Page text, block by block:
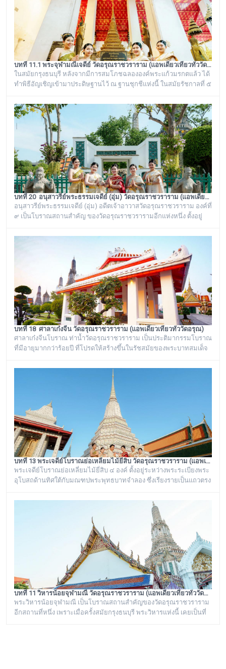
บทที่ 11.1 พระจุฬามณีเจดีย์ วัดอรุณราชวราราม (แอพเดียวเที่ยวทั่ววัดอรุณ)
ในสมัยกรุงธนบุรี หลังจากมีการสมโภชฉลององค์พระแก้วมรกตแล้ว ได้
ทำพิธีอัญเชิญเข้ามาประดิษฐานไว้ ณ ฐานชุกชีแห่งนี้ ในสมัยรัชกาลที่ ๕
บ้านได้เรียกเพี้ยนกันไปว่า “วิหารพระเขี้ยวแก้ว” พระจุฬามณีเจดีย์องค์นี้
เป็นสิ่งศักดิ์สิทธิ์ของวัดอรุณราชวราราม ที่ชาวบ้านในละแวกนี้ให้ความ
เคารพศรัทธาตั้งแต่ครั้งอดีตกาลจวบจนมาถึงยุคปัจ
บทที่ 20 อนุสาวรีย์พระธรรมเจดีย์ (อุ่ม) วัดอรุณราชวราราม (แอพเดียวเที่ยวทั่ววัดอรุณ)
อนุสาวรีย์พระธรรมเจดีย์ (อุ่ม) อดีตเจ้าอาวาสวัดอรุณราชวราราม องค์ที่
๙ เป็นโบราณสถานสำคัญ ของวัดอรุณราชวรารามอีกแห่งหนึ่ง ตั้งอยู่
วัดริมแม่น้ำเจ้าพระยา ภายในรั้วอนุสาวรีย์สำคัญของวัดอรุณ
ราชวรารามแห่งนี้ จะมีโกศหินทรายโบราณสีเขียวแบบจีน ซึ่งเป็นสถาน
ที่บรรจุบรรจุอัฐิของพระธรรมเจดีย์ (อุ่ม) อดีตเจ้าอาวาสวัดอรุณ
ราชวราราม องค์ที่ ๙
บทที่ 18 ศาลาเก๋งจีน วัดอรุณราชวราราม (แอพเดียวเที่ยวทั่ววัดอรุณ)
ศาลาเก๋งจีนโบราณ ท่าน้ำวัดอรุณราชวราราม เป็นประติมากรรมโบราณ
ที่มีอายุมากกว่าร้อยปี ที่โปรดให้สร้างขึ้นในรัชสมัยของพระบาทสมเด็จ
๖ หลัง เรียงรายอยู่บริเวณท่าน้ำของวัดอรุณราชวราราม ริมแม่น้ำ
เจ้าพระยา ซึ่งเก๋งจีนแต่ละหลังจะมีเอกลักษณ์โดดเด่นไม่เหมือนกัน อาทิ
เช่น ศาลาเก๋งจีนหน้าทางเข้าพระปรางค์ จะมีหินแกะสลักโบราณเป็นรูป
บทที่ 13 พระเจดีย์โบราณย่อเหลี่ยมไม้ยี่สิบ วัดอรุณราชวราราม (แอพเดียวเที่ยวทั่ววัดอรุณ)
พระเจดีย์โบราณย่อเหลี่ยมไม้ยี่สิบ ๔ องค์ ตั้งอยู่ระหว่างพระระเบียงพระ
อุโบสถด้านทิศใต้กับมณฑปพระพุทธบาทจำลอง ซึ่งเรียงรายเป็นแถวตรง
ลักษณะแบบเดียวกัน มีขนาดเท่ากันทั้งหมด คือเป็นพระเจดีย์ก่อด้วยอิฐ
ถือปูนย่อเหลี่ยมไม้ยี่สิบ ประดับด้วยกระเบื้องถ้วยและกระจกสีต่างๆ เป็น
ลวดลายดอกไม้และลายอื่นๆ มีความวิจิตรงดงามเป็นอย่างมาก
บทที่ 11 วิหารน้อยจุฬามณี วัดอรุณราชวราราม (แอพเดียวเที่ยวทั่ววัดอรุณ)
พระวิหารน้อยจุฬามณี เป็นโบราณสถานสำคัญของวัดอรุณราชวราราม
อีกสถานที่หนึ่ง เพราะเมื่อครั้งสมัยกรุงธนบุรี พระวิหารแห่งนี้ เคยเป็นที่